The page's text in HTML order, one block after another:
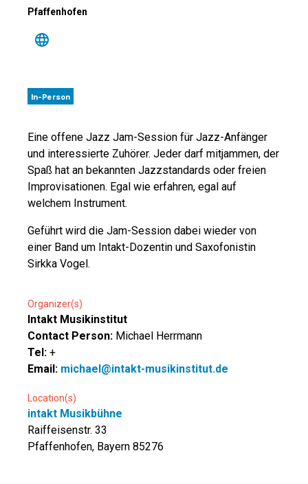
Pfaffenhofen
In-Person
Eine offene Jazz Jam-Session für Jazz-Anfänger
und interessierte Zuhörer. Jeder darf mitjammen, der
Spaß hat an bekannten Jazzstandards oder freien
Improvisationen. Egal wie erfahren, egal auf
welchem Instrument.
Geführt wird die Jam-Session dabei wieder von
einer Band um Intakt-Dozentin und Saxofonistin
Sirkka Vogel.
Organizer(s)
Intakt Musikinstitut
Contact Person: Michael Herrmann
Tel: +
Email: michael@intakt-musikinstitut.de
Location(s)
intakt Musikbühne
Raiffeisenstr. 33
Pfaffenhofen, Bayern 85276